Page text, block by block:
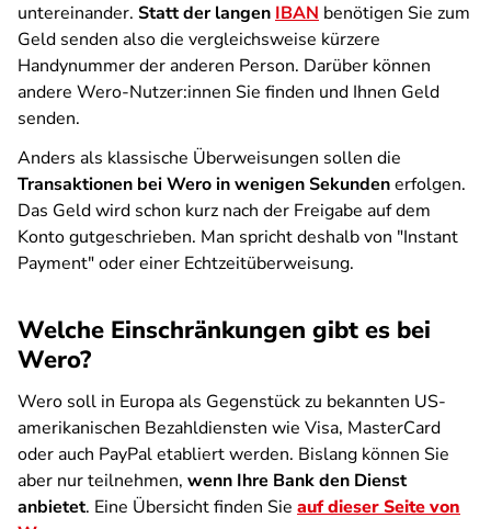
untereinander. Statt der langen IBAN benötigen Sie zum
Geld senden also die vergleichsweise kürzere
Handynummer der anderen Person. Darüber können
andere Wero-Nutzer:innen Sie finden und Ihnen Geld
senden.
Anders als klassische Überweisungen sollen die
Transaktionen bei Wero in wenigen Sekundenerfolgen.
Das Geld wird schon kurz nach der Freigabe auf dem
Konto gutgeschrieben. Man spricht deshalb von "Instant
Payment" oder einer Echtzeitüberweisung.
Welche Einschränkungen gibt es bei
Wero?
Wero soll in Europa als Gegenstück zu bekannten US-
amerikanischen Bezahldiensten wie Visa, MasterCard
oder auch PayPal etabliert werden. Bislang können Sie
aber nur teilnehmen, wenn Ihre Bank den Dienst
anbietet. Eine Übersicht finden Sie auf dieser Seite von